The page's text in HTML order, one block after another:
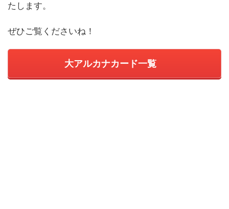
たします。
ぜひご覧くださいね！
大アルカナカード一覧